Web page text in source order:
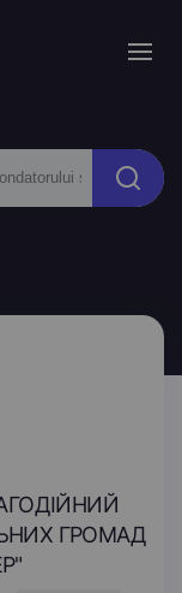
ГРОМАД